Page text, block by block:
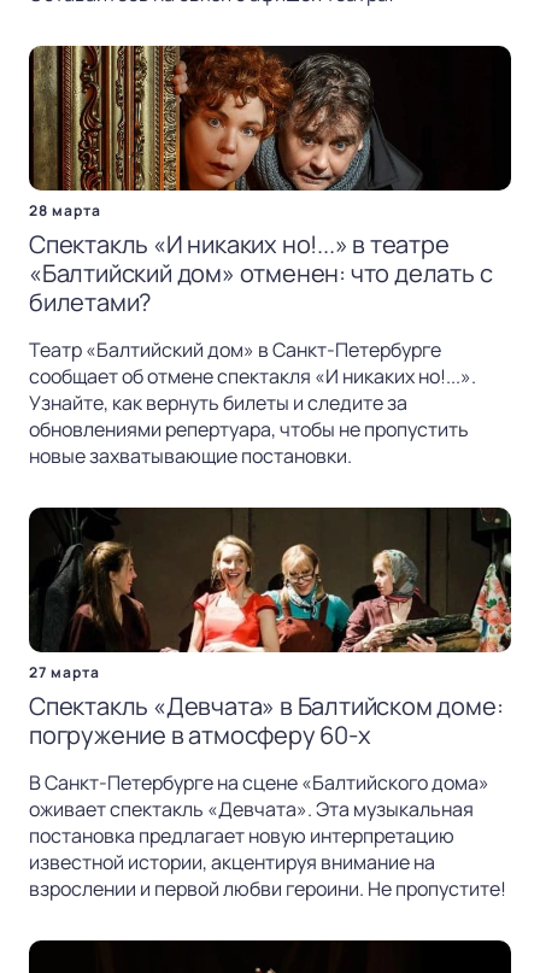
28 марта
Спектакль «И никаких но!...» в театре
«Балтийский дом» отменен: что делать с
билетами?
Театр «Балтийский дом» в Санкт-Петербурге
сообщает об отмене спектакля «И никаких но!...».
Узнайте, как вернуть билеты и следите за
обновлениями репертуара, чтобы не пропустить
новые захватывающие постановки.
27 марта
Спектакль «Девчата» в Балтийском доме:
погружение в атмосферу 60-х
В Санкт-Петербурге на сцене «Балтийского дома»
оживает спектакль «Девчата». Эта музыкальная
постановка предлагает новую интерпретацию
известной истории, акцентируя внимание на
взрослении и первой любви героини. Не пропустите!